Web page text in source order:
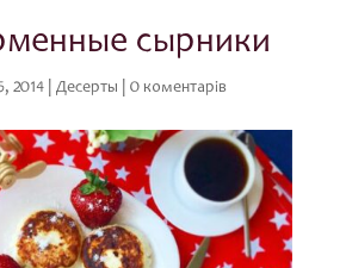
сырники
2014| Десерты 0 коментарів